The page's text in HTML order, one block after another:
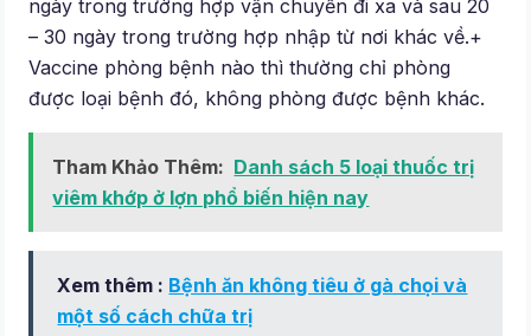
ngày trong trường hợp vận chuyển đi xa và sau 20
– 30 ngày trong trường hợp nhập từ nơi khác về.+
Vaccine phòng bệnh nào thì thường chỉ phòng
được loại bệnh đó, không phòng được bệnh khác.
Tham Khảo Thêm: Danh sách 5 loại thuốc trị
viêm khớp ở lợn phổ biến hiện nay
Xem thêm : Bệnh ăn không tiêu ở gà chọi và
một số cách chữa trị